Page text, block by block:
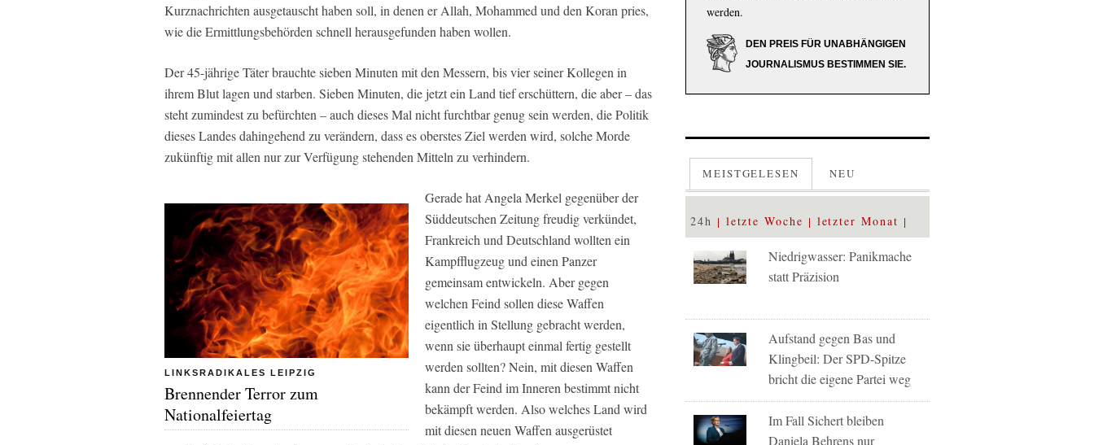
Kurznachrichten ausgetauscht haben soll, in denen er Allah, Mohammed und den Koran pries,
wie die Ermittlungsbehörden schnell herausgefunden haben wollen.
Der 45-jährige Täter brauchte sieben Minuten mit den Messern, bis vier seiner Kollegen in
ihrem Blut lagen und starben. Sieben Minuten, die jetzt ein Land tief erschüttern, die aber – das
steht zumindest zu befürchten – auch dieses Mal nicht furchtbar genug sein werden, die Politik
dieses Landes dahingehend zu verändern, dass es oberstes Ziel werden wird, solche Morde
zukünftig mit allen nur zur Verfügung stehenden Mitteln zu verhindern.
LINKSRADIKALES LEIPZIG
Brennender Terror zum
Nationalfeiertag
Gerade hat Angela Merkel gegenüber der
Süddeutschen Zeitungfreudig verkündet,
Frankreich und Deutschland wollten ein
Kampfflugzeug und einen Panzer
gemeinsam entwickeln. Aber gegen
welchen Feind sollen diese Waffen
eigentlich in Stellung gebracht werden,
wenn sie überhaupt einmal fertig gestellt
werden sollten? Nein, mit diesen Waffen
kann der Feind im Inneren bestimmt nicht
bekämpft werden. Also welches Land wird
mit diesen neuen Waffen ausgerüstet
werden.
DEN PREIS FÜR UNABHÄNGIGEN
JOURNALISMUS BESTIMMEN SIE.
MEISTGELESEN NEU
24h letzte Woche letzter Monat
Niedrigwasser: Panikmache
statt Präzision
Aufstand gegen Bas und
Klingbeil: Der SPD-Spitze
bricht die eigene Partei weg
Im Fall Sichert bleiben
Daniela Behrens nur